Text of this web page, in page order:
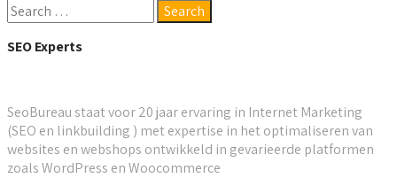
SEO Experts
SeoBureau staat voor 20 jaar ervaring in Internet Marketing
(SEO en linkbuilding ) met expertise in het optimaliseren van
websites en webshops ontwikkeld in gevarieerde platformen
zoals WordPress en Woocommerce